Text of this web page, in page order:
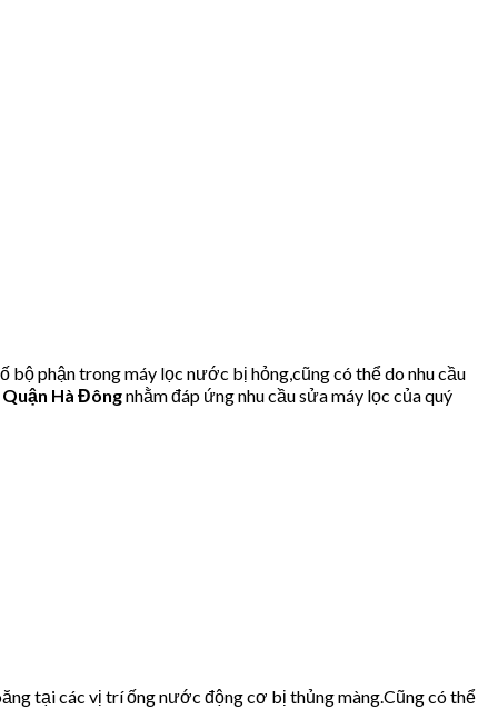
phận trong máy lọc nước bị hỏng,cũng có thể do nhu cầu
Hà Đôngnhằm đáp ứng nhu cầu sửa máy lọc của quý
tại các vị trí ống nước động cơ bị thủng màng.Cũng có thể